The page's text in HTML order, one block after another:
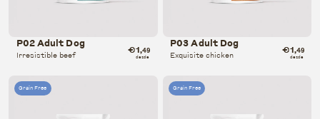
P02 Adult Dog
Irresistible beef desde
€1,49
P03 Adult Dog
Exquisite chicken desde
€1,49
Grain Free Grain Free